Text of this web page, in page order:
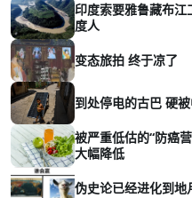
印度索要雅鲁藏布
度人
变态旅拍 终于凉了
到处停电的古巴 硬
被严重低估的“防癌
大幅降低
伪史论已经进化到地